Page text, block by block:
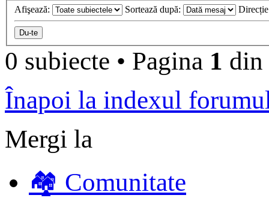
Afişează: Sortează după:
0 subiecte • Pagina 1 din
Înapoi la indexul
Mergi la
🏘️ Comunitate